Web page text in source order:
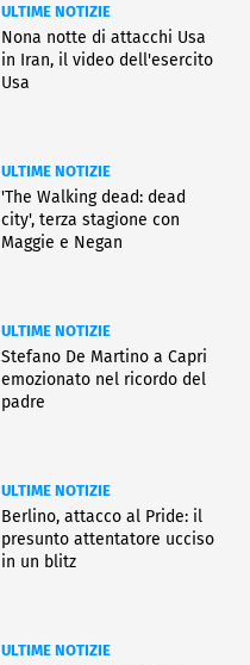
ULTIME NOTIZIE
Nona notte di attacchi Usa
in Iran, il video dell'esercito
Usa
ULTIME NOTIZIE
'The Walking dead: dead
city', terza stagione con
Maggie e Negan
ULTIME NOTIZIE
Stefano De Martino a Capri
emozionato nel ricordo del
padre
ULTIME NOTIZIE
Berlino, attacco al Pride: il
presunto attentatore ucciso
in un blitz
ULTIME NOTIZIE